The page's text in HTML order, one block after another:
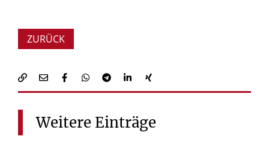
ZURÜCK
Weitere Einträge